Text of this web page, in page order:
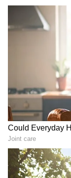
ಮಾಜಿ ಲವರ್ ಪತ್ನಿಗೆ
ಇಂಜೆಕ್ಟ್ ಮಾಡಿದ
ಬೆಂಗಳೂರು ನಗರದಲ್ಲಿ